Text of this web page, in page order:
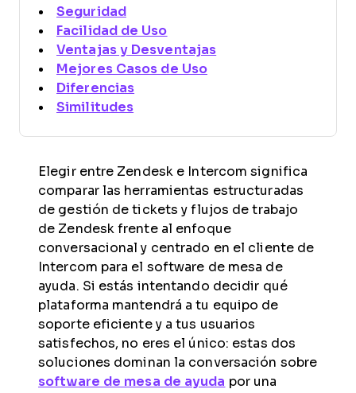
Seguridad
Facilidad de Uso
Ventajas y Desventajas
Mejores Casos de Uso
Diferencias
Similitudes
Elegir entre Zendesk e Intercom significa
comparar las herramientas estructuradas
de gestión de tickets y flujos de trabajo
de Zendesk frente al enfoque
conversacional y centrado en el cliente de
Intercom para el software de mesa de
ayuda. Si estás intentando decidir qué
plataforma mantendrá a tu equipo de
soporte eficiente y a tus usuarios
satisfechos, no eres el único: estas dos
soluciones dominan la conversación sobre
software de mesa de ayuda por una